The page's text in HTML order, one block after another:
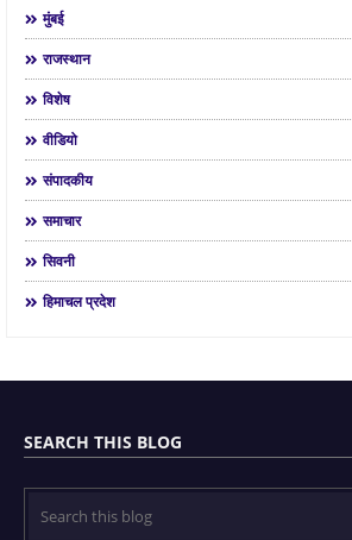
मुंबई
राजस्थान
विशेष
वीडियो
संपादकीय
समाचार
सिवनी
हिमाचल प्रदेश
SEARCH THIS BLOG